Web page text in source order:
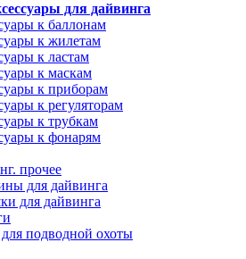
для дайвинга
к баллонам
к жилетам
к ластам
к маскам
к приборам
к регуляторам
к трубкам
к фонарям
прочее
для дайвинга
для дайвинга
подводной охоты